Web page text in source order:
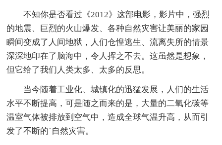
不知你是否看过《2012》这部电影，影片中，强烈
的地震、巨烈的火山爆发、各种自然灾害让美丽的家园
瞬间变成了人间地狱，人们仓惶逃生、流离失所的情景
深深地印在了脑海中，令人挥之不去。这虽然是想象，
但它给了我们人类太多、太多的反思。
当今随着工业化、城镇化的迅猛发展，人们的生活
水平不断提高，可是随之而来的是，大量的二氧化碳等
温室气体被排放到空气中，造成全球气温升高，从而引
发了不断的`自然灾害。